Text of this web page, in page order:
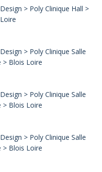
> Poly Clinique Hall >
> Poly Clinique Salle
> Blois Loire
> Poly Clinique Salle
> Blois Loire
> Poly Clinique Salle
> Blois Loire